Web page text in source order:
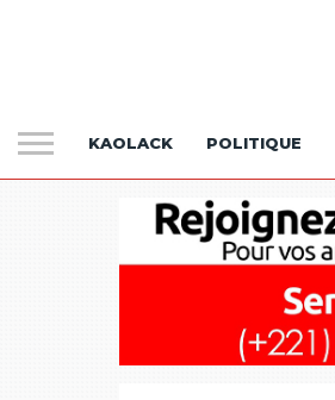
KAOLACK POLITIQUE